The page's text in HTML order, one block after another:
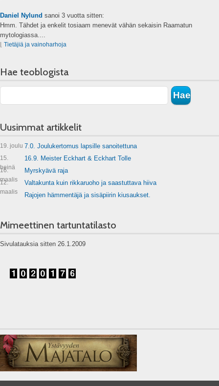
Daniel Nylund sanoi 3 vuotta sitten:
Hmm. Tähdet ja enkelit tosiaam menevät vähän sekaisin Raamatun
mytologiassa....
⌊ Tietäjiä ja vainoharhoja
Hae teoblogista
Uusimmat artikkelit
19. joulu 7.0. Joulukertomus lapsille sanoitettuna
15.
heinä
16.9. Meister Eckhart & Eckhart Tolle
16.
maalis
Myrskyävä raja
12.
maalis
Valtakunta kuin rikkaruoho ja saastuttava hiiva
Rajojen hämmentäjä ja sisäpiirin kiusaukset.
Mimeettinen tartuntatilasto
Sivulatauksia sitten 26.1.2009